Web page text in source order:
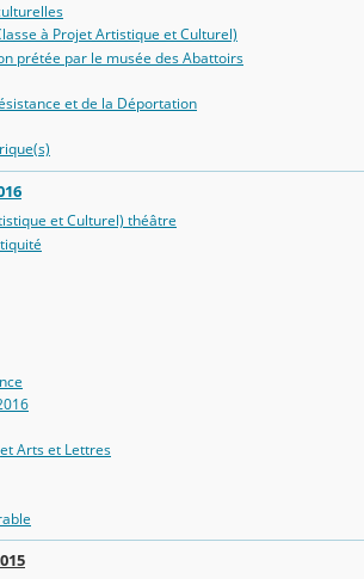
à Projet Artistique et Culturel)
prétée par le musée des Abattoirs
et de la Déportation
et Culturel) théâtre
Arts et Lettres